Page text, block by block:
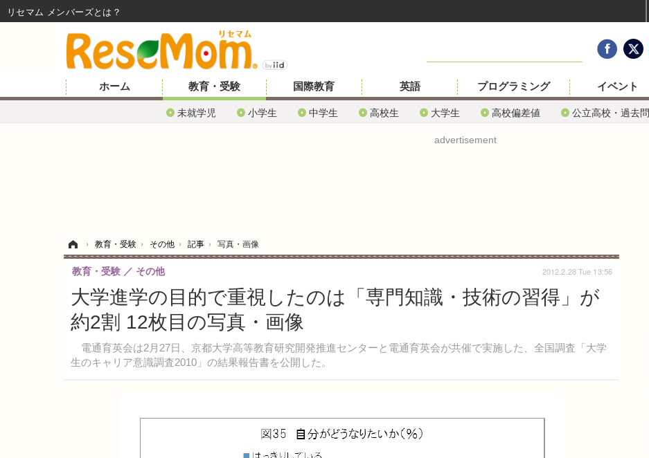
ホーム 教育・受験
未就学児 小学生 中学生 高校生 大学生 高校偏差値 公立高校・過去問
国際教育 英語 プログラミング イベント
advertisement
› 教育・受験 › その他 › 記事 › 写真・画像
大学進学の目的で重視したのは「専門知識・技術の習得」が
約2割 12枚目の写真・画像
電通育英会は2月27日、京都大学高等教育研究開発推進センターと電通育英会が共催で実施した、全国調査「大学
生のキャリア意識調査2010」の結果報告書を公開した。
教育・受験 その他 2012.2.28 Tue 13:56
リセマム メンバーズ